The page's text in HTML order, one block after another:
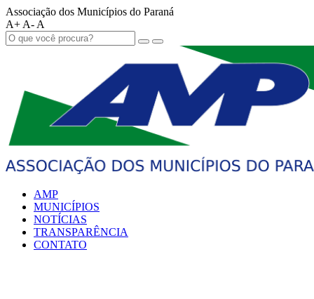
Associação dos Municípios do Paraná
A+ A- A
AMP
MUNICÍPIOS
NOTÍCIAS
TRANSPARÊNCIA
CONTATO